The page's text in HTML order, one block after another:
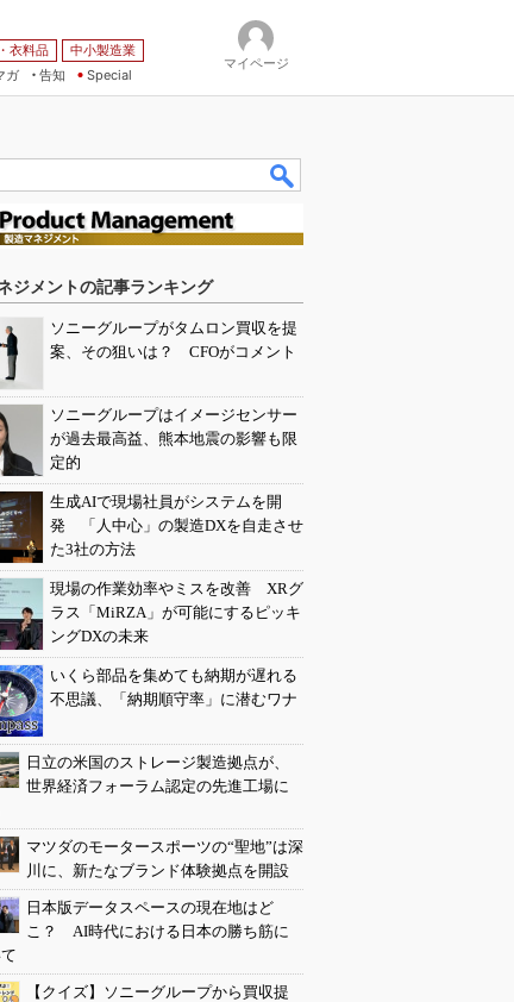
衣料品
中小製造業
ガ
告知 Special
マイページ
ジメントの記事ランキング
ソニーグループがタムロン買収を提
案、その狙いは？ CFOがコメント
ソニーグループはイメージセンサー
が過去最高益、熊本地震の影響も限
定的
生成AIで現場社員がシステムを開
発 「人中心」の製造DXを自走させ
た3社の方法
現場の作業効率やミスを改善 XRグ
ラス「MiRZA」が可能にするピッキ
ングDXの未来
いくら部品を集めても納期が遅れる
不思議、「納期順守率」に潜むワナ
日立の米国のストレージ製造拠点が、
世界経済フォーラム認定の先進工場に
マツダのモータースポーツの“聖地”は深
川に、新たなブランド体験拠点を開設
日本版データスペースの現在地はど
こ？ AI時代における日本の勝ち筋に
【クイズ】ソニーグループから買収提